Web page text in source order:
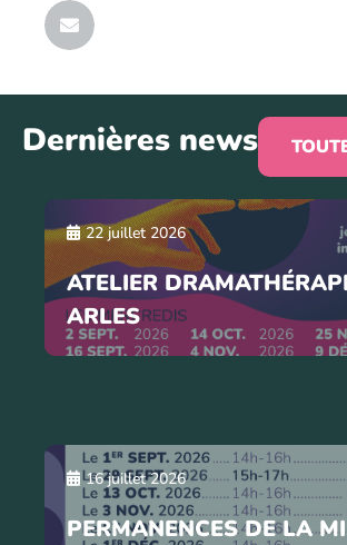
Dernières news
22 juillet 2026
ATELIER
ARLES
16 juillet 2026
PERMANENCES DE LA